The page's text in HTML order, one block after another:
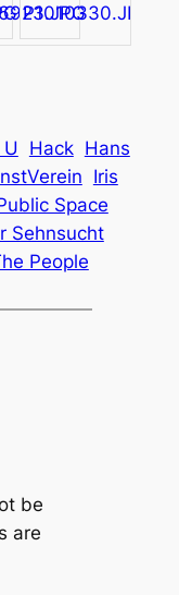
Hack Hans
Iris
Space
Sehnsucht
People
be
are